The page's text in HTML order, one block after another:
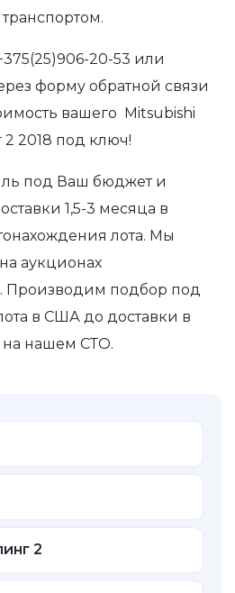
20-53 или
форму обратной связи
вашего Mitsubishi
2 2018 под ключ!
под Ваш бюджет и
1,5-3 месяца в
лота. Мы
аукционах
Производим подбор под
в США до доставки в
на нашем СТО.
2